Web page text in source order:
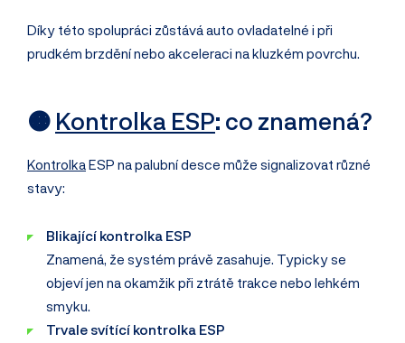
Díky této spolupráci zůstává auto ovladatelné i při
prudkém brzdění nebo akceleraci na kluzkém povrchu.
🟠 Kontrolka ESP: co znamená?
KontrolkaESP na palubní desce může signalizovat různé
stavy:
Blikající kontrolka ESP
Znamená, že systém právě zasahuje. Typicky se
objeví jen na okamžik při ztrátě trakce nebo lehkém
smyku.
Trvale svítící kontrolka ESP